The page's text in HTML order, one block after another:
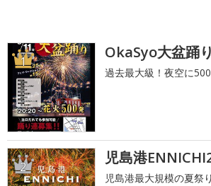
1 OkaSyo大盆踊
過去最大級！夜空に
2 児島港
児島港最大規模の夏祭